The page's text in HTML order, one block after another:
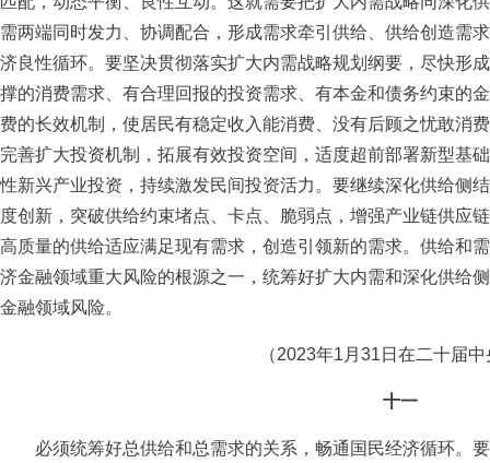
需两端同时发力、协调配合，形成需求牵引供给、供给创造需
济良性循环。要坚决贯彻落实扩大内需战略规划纲要，尽快形
撑的消费需求、有合理回报的投资需求、有本金和债务约束的
费的长效机制，使居民有稳定收入能消费、没有后顾之忧敢消
完善扩大投资机制，拓展有效投资空间，适度超前部署新型基
性新兴产业投资，持续激发民间投资活力。要继续深化供给侧
度创新，突破供给约束堵点、卡点、脆弱点，增强产业链供应
高质量的供给适应满足现有需求，创造引领新的需求。供给和
济金融领域重大风险的根源之一，统筹好扩大内需和深化供给
金融领域风险。
（2023年1月31日在二十届中
十一
必须统筹好总供给和总需求的关系，畅通国民经济循环。要